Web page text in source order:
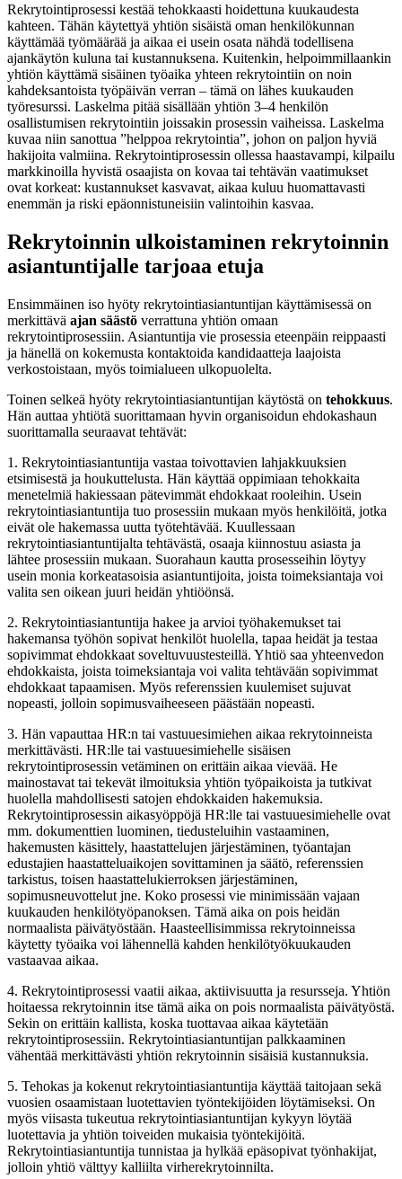
Rekrytointiprosessi kestää tehokkaasti hoidettuna kuukaudesta
kahteen. Tähän käytettyä yhtiön sisäistä oman henkilökunnan
käyttämää työmäärää ja aikaa ei usein osata nähdä todellisena
ajankäytön kuluna tai kustannuksena. Kuitenkin, helpoimmillaankin
yhtiön käyttämä sisäinen työaika yhteen rekrytointiin on noin
kahdeksantoista työpäivän verran – tämä on lähes kuukauden
työresurssi. Laskelma pitää sisällään yhtiön 3–4 henkilön
osallistumisen rekrytointiin joissakin prosessin vaiheissa. Laskelma
kuvaa niin sanottua ”helppoa rekrytointia”, johon on paljon hyviä
hakijoita valmiina. Rekrytointiprosessin ollessa haastavampi, kilpailu
markkinoilla hyvistä osaajista on kovaa tai tehtävän vaatimukset
ovat korkeat: kustannukset kasvavat, aikaa kuluu huomattavasti
enemmän ja riski epäonnistuneisiin valintoihin kasvaa.
Rekrytoinnin ulkoistaminen rekrytoinnin
asiantuntijalle tarjoaa etuja
Ensimmäinen iso hyöty rekrytointiasiantuntijan käyttämisessä on
merkittävä ajan säästö verrattuna yhtiön omaan
rekrytointiprosessiin. Asiantuntija vie prosessia eteenpäin reippaasti
ja hänellä on kokemusta kontaktoida kandidaatteja laajoista
verkostoistaan, myös toimialueen ulkopuolelta.
Toinen selkeä hyöty rekrytointiasiantuntijan käytöstä on tehokkuus.
Hän auttaa yhtiötä suorittamaan hyvin organisoidun ehdokashaun
suorittamalla seuraavat tehtävät:
1. Rekrytointiasiantuntija vastaa toivottavien lahjakkuuksien
etsimisestä ja houkuttelusta. Hän käyttää oppimiaan tehokkaita
menetelmiä hakiessaan pätevimmät ehdokkaat rooleihin. Usein
rekrytointiasiantuntija tuo prosessiin mukaan myös henkilöitä, jotka
eivät ole hakemassa uutta työtehtävää. Kuullessaan
rekrytointiasiantuntijalta tehtävästä, osaaja kiinnostuu asiasta ja
lähtee prosessiin mukaan. Suorahaun kautta prosesseihin löytyy
usein monia korkeatasoisia asiantuntijoita, joista toimeksiantaja voi
valita sen oikean juuri heidän yhtiöönsä.
2. Rekrytointiasiantuntija hakee ja arvioi työhakemukset tai
hakemansa työhön sopivat henkilöt huolella, tapaa heidät ja testaa
sopivimmat ehdokkaat soveltuvuustesteillä. Yhtiö saa yhteenvedon
ehdokkaista, joista toimeksiantaja voi valita tehtävään sopivimmat
ehdokkaat tapaamisen. Myös referenssien kuulemiset sujuvat
nopeasti, jolloin sopimusvaiheeseen päästään nopeasti.
3. Hän vapauttaa HR:n tai vastuuesimiehen aikaa rekrytoinneista
merkittävästi. HR:lle tai vastuuesimiehelle sisäisen
rekrytointiprosessin vetäminen on erittäin aikaa vievää. He
mainostavat tai tekevät ilmoituksia yhtiön työpaikoista ja tutkivat
huolella mahdollisesti satojen ehdokkaiden hakemuksia.
Rekrytointiprosessin aikasyöppöjä HR:lle tai vastuuesimiehelle ovat
mm. dokumenttien luominen, tiedusteluihin vastaaminen,
hakemusten käsittely, haastattelujen järjestäminen, työantajan
edustajien haastatteluaikojen sovittaminen ja säätö, referenssien
tarkistus, toisen haastattelukierroksen järjestäminen,
sopimusneuvottelut jne. Koko prosessi vie minimissään vajaan
kuukauden henkilötyöpanoksen. Tämä aika on pois heidän
normaalista päivätyöstään. Haasteellisimmissa rekrytoinneissa
käytetty työaika voi lähennellä kahden henkilötyökuukauden
vastaavaa aikaa.
4. Rekrytointiprosessi vaatii aikaa, aktiivisuutta ja resursseja. Yhtiön
hoitaessa rekrytoinnin itse tämä aika on pois normaalista päivätyöstä.
Sekin on erittäin kallista, koska tuottavaa aikaa käytetään
rekrytointiprosessiin. Rekrytointiasiantuntijan palkkaaminen
vähentää merkittävästi yhtiön rekrytoinnin sisäisiä kustannuksia.
5. Tehokas ja kokenut rekrytointiasiantuntija käyttää taitojaan sekä
vuosien osaamistaan luotettavien työntekijöiden löytämiseksi. On
myös viisasta tukeutua rekrytointiasiantuntijan kykyyn löytää
luotettavia ja yhtiön toiveiden mukaisia työntekijöitä.
Rekrytointiasiantuntija tunnistaa ja hylkää epäsopivat työnhakijat,
jolloin yhtiö välttyy kalliilta virherekrytoinnilta.